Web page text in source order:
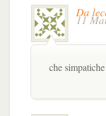
Da
11
che